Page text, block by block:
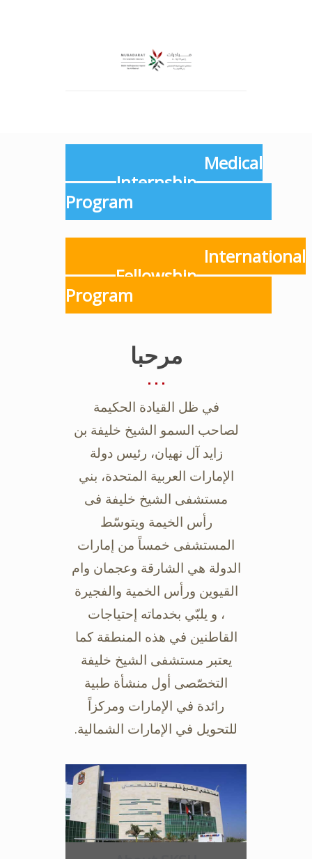
Medical
Internship
Program
International
Fellowship
Program
مرحبا
في ظل القيادة الحكيمة
لصاحب السمو الشيخ خليفة بن
زايد آل نهيان، رئيس دولة
‏الإمارات العربية المتحدة، بني
مستشفى الشيخ خليفة فى
رأس الخيمة ويتوسّط
‏المستشفى خمساً من إمارات
الدولة هي الشارقة وعجمان وام
القيوين ورأس الخمية ‏والفجيرة
، و يلبّي بخدماته إحتياجات
القاطنين في هذه المنطقة كما
يعتبر مستشفى ‏الشيخ خليفة
التخصّصى أول منشأة طبية
رائدة في الإمارات ومركزاً
للتحويل في ‏الإمارات الشمالية.‏